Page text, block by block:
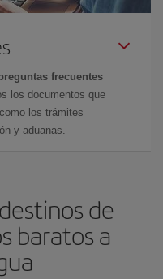
frecuentes
los documentos que
los trámites
y aduanas.
de
baratos a